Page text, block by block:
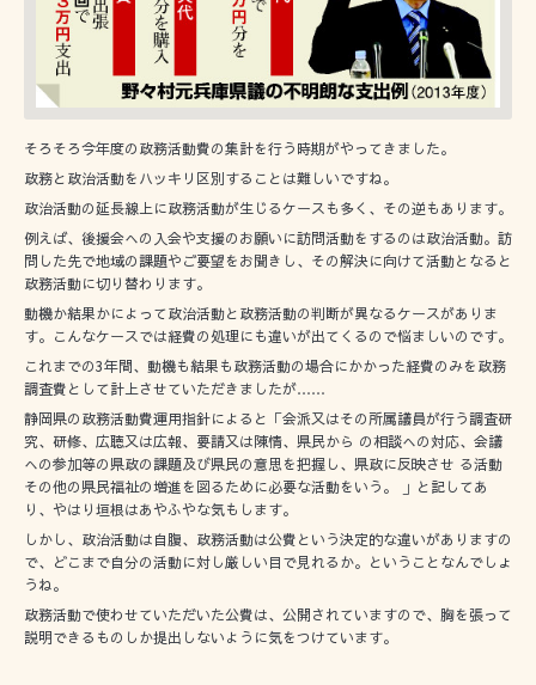
そろそろ今年度の政務活動費の集計を行う時期がやってきました。
政務と政治活動をハッキリ区別することは難しいですね。
政治活動の延長線上に政務活動が生じるケースも多く、その逆もあります。
例えば、後援会への入会や支援のお願いに訪問活動をするのは政治活動。訪
問した先で地域の課題やご要望をお聞きし、その解決に向けて活動となると
政務活動に切り替わります。
動機か結果かによって政治活動と政務活動の判断が異なるケースがありま
す。こんなケースでは経費の処理にも違いが出てくるので悩ましいのです。
これまでの3年間、動機も結果も政務活動の場合にかかった経費のみを政務
調査費として計上させていただきましたが……
静岡県の政務活動費運用指針によると「会派又はその所属議員が行う調査研
究、研修、広聴又は広報、要請又は陳情、県民から の相談への対応、会議
への参加等の県政の課題及び県民の意思を把握し、県政に反映させ る活動
その他の県民福祉の増進を図るために必要な活動をいう。 」と記してあ
り、やはり垣根はあやふやな気もします。
しかし、政治活動は自腹、政務活動は公費という決定的な違いがありますの
で、どこまで自分の活動に対し厳しい目で見れるか。ということなんでしょ
うね。
政務活動で使わせていただいた公費は、公開されていますので、胸を張って
説明できるものしか提出しないように気をつけています。